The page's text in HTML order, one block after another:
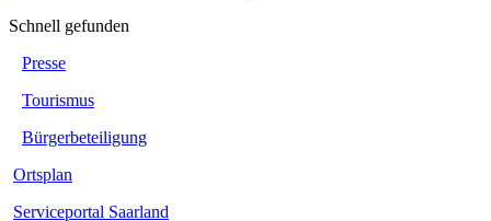
Schnell gefunden
Presse
Tourismus
Bürgerbeteiligung
Ortsplan
Serviceportal Saarland